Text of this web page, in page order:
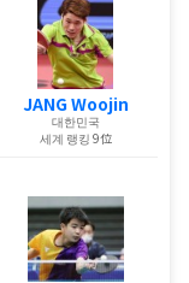
JANG Woojin
대한민국
세계 랭킹 9位